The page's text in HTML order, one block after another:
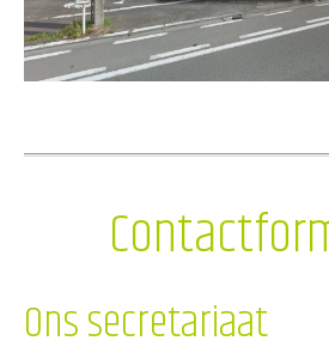
Ons secretariaat